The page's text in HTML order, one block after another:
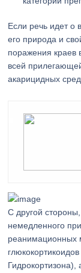
Если речь идет о
его природа и
поражения краев
всей
акарицидных
С другой
немедленного
реанимационных
Гидрокортизона),